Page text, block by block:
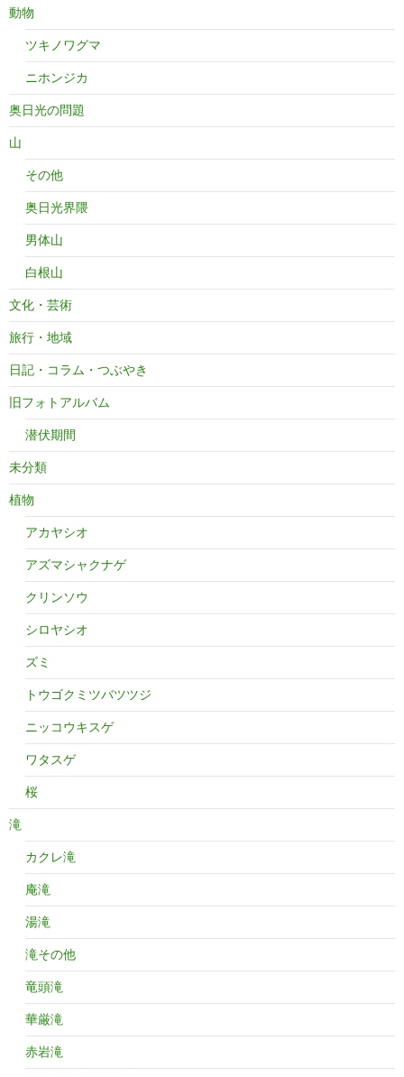
動物
ツキノワグマ
ニホンジカ
奥日光の問題
山
その他
奥日光界隈
男体山
白根山
文化・芸術
旅行・地域
日記・コラム・つぶやき
旧フォトアルバム
潜伏期間
未分類
植物
アカヤシオ
アズマシャクナゲ
クリンソウ
シロヤシオ
ズミ
トウゴクミツバツツジ
ニッコウキスゲ
ワタスゲ
桜
滝
カクレ滝
庵滝
湯滝
滝その他
竜頭滝
華厳滝
赤岩滝